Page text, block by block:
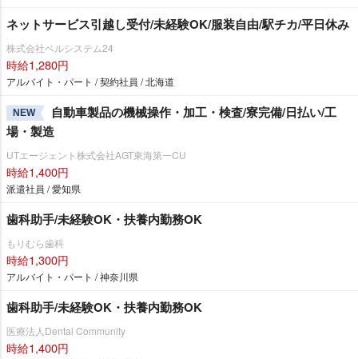
ネットサービス引越し受付/未経験OK/服装自由/駅チカ/平日休み
株式会社ベルシステム24
時給1,280円
アルバイト・パート / 契約社員 / 北海道
NEW
自動車製品の機械操作・加工・検査/寮完備/日払い/工
場・製造
UTエージェント株式会社AGT東海第一CU
時給1,400円
派遣社員 / 愛知県
歯科助手/未経験OK・扶養内勤務OK
もりむら歯科
時給1,300円
アルバイト・パート / 神奈川県
歯科助手/未経験OK・扶養内勤務OK
医療法人Dental Community
時給1,400円